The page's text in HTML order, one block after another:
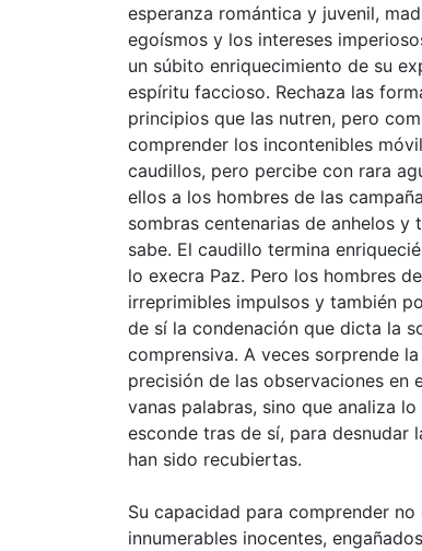
esperanza romántica y juvenil,
egoísmos y los intereses
un súbito enriquecimiento de su
espíritu faccioso. Rechaza las
principios que las nutren, pero
comprender los incontenibles
caudillos, pero percibe con rara
ellos a los hombres de las
sombras centenarias de anhelos
sabe. El caudillo termina
lo execra Paz. Pero los hombres
irreprimibles impulsos y también
de sí la condenación que dicta la
comprensiva. A veces sorprende
precisión de las observaciones en
vanas palabras, sino que analiza
esconde tras de sí, para desnudar
han sido recubiertas.
Su capacidad para comprender
innumerables inocentes,